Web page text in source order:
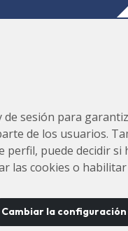
sesión para
de los usuarios.
perfil, puede decidir
las cookies o
Cambiar la configuración